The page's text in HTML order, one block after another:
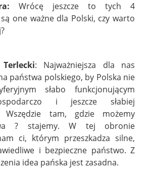
Wrócę jeszcze to tych 4
one ważne dla Polski, czy warto
: Najważniejsza dla nas
państwa polskiego, by Polska nie
słabo funkcjonującym
i jeszcze słabiej
Wszędzie tam, gdzie możemy
? stajemy. W tej obronie
ci, którym przeszkadza silne,
i bezpieczne państwo. Z
idea pańska jest zasadna.